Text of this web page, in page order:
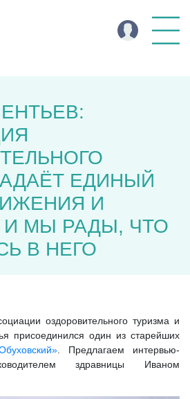
ЕДИНЫЙ
И
И МЫ РАДЫ, ЧТО
В НЕГО
оздоровительного туризма и
присоединился один из старейших
. Предлагаем интервью-
здравницы Иваном